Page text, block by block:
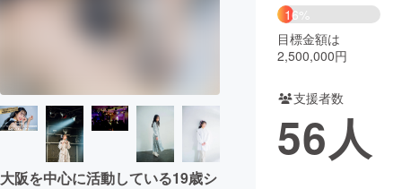
CAMPFIRE for Social Good
CAMPFIRE Creation
コミュニティ
大阪を中心に活動している19歳シ
16%
目標金額は
2,500,000円
支援者数
56人